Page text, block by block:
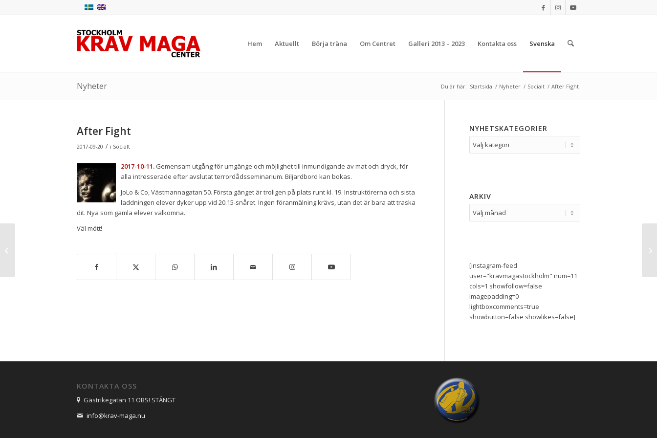
Hem Aktuellt Börja träna Om Centret Galleri 2013 – 2023 Kontakta oss Svenska
Nyheter Du är här: Startsida / Nyheter / Socialt / After Fight
After Fight
2017-09-20 / i Socialt
2017-10-11. Gemensam utgång för umgänge och möjlighet till inmundigande av mat och dryck, för
alla intresserade efter avslutat terrordådsseminarium. Biljardbord kan bokas.
JoLo & Co, Västmannagatan 50. Första gänget är troligen på plats runt kl. 19. Instruktörerna och sista
laddningen elever dyker upp vid 20.15-snåret. Ingen föranmälning krävs, utan det är bara att traska
dit. Nya som gamla elever välkomna.
Väl mött!
NYHETSKATEGORIER
ARKIV
[instagram-feed
user="kravmagastockholm" num=11
cols=1 showfollow=false
imagepadding=0
lightboxcomments=true
showbutton=false showlikes=false]
KONTAKTA OSS
Gästrikegatan 11 OBS! STÄNGT
info@krav-maga.nu